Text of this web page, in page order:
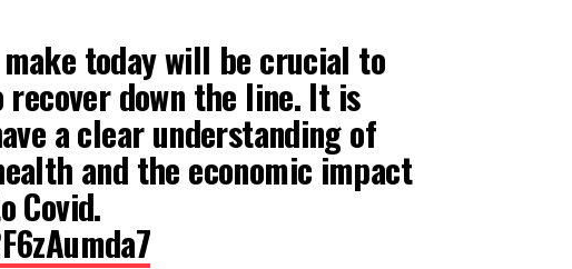
today will be crucial to
down the line. It is
a clear understanding of
and the economic impact
Covid.